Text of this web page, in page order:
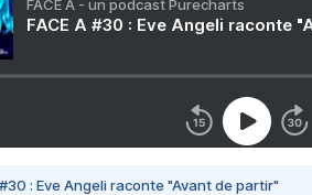
FACE A - un podcast Purecharts
FACE A #30 : Eve Angeli raconte
#30 : Eve Angeli raconte "Avant de partir"